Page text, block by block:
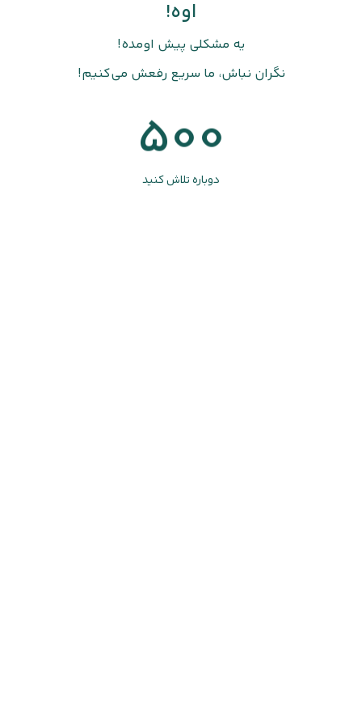
اوه!
یه مشکلی پیش اومده!
نگران نباش، ما سریع رفعش می‌کنیم!
500
دوباره تلاش کنید